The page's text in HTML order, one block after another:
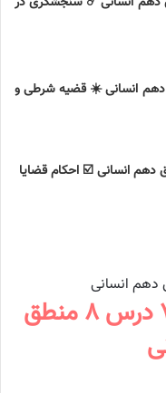
انسانی ☀️ قضیه شرطی و
انسانی ☑️ احکام قضایا
جواب تمرین صفحه ۷۳ درس ۸ منطق